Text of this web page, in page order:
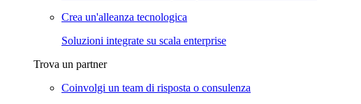
Crea un'alleanza tecnologica
Soluzioni integrate su scala enterprise
Trova un partner
Coinvolgi un team di risposta o consulenza